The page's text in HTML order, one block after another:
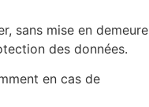
sans mise en demeure
des données.
en cas de